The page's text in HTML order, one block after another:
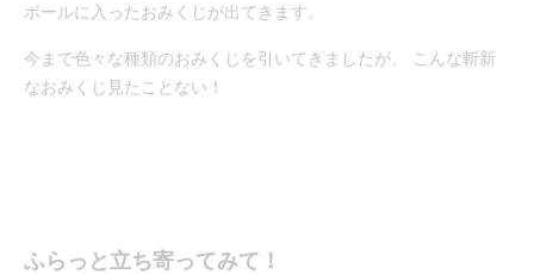
ボールに入ったおみくじが出てきます。
今まで色々な種類のおみくじを引いてきましたが、 こんな斬新
なおみくじ見たことない！
ふらっと立ち寄ってみて！